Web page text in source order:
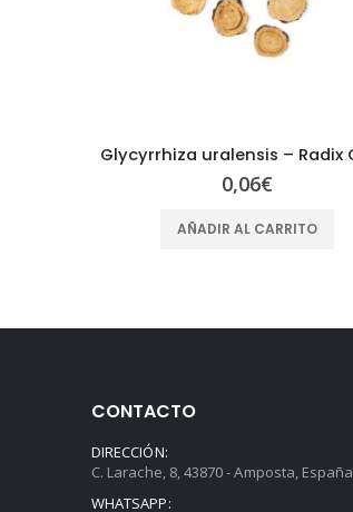
0,06€
AÑADIR AL CARRITO
CONTACTO
DIRECCIÓN:
C. Larache, 8, 43870 - Amposta, España
WHATSAPP: